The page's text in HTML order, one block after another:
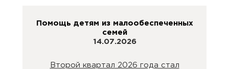
Помощь детям из малообеспеченных
семей
14.07.2026
Второй квартал 2026 года стал